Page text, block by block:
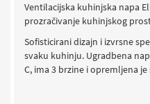
Ventilacijska kuhinjska napa
prozračivanje kuhinjskog
Sofisticirani dizajn i izvrsne
svaku kuhinju. Ugradbena
C, ima 3 brzine i opremljena je